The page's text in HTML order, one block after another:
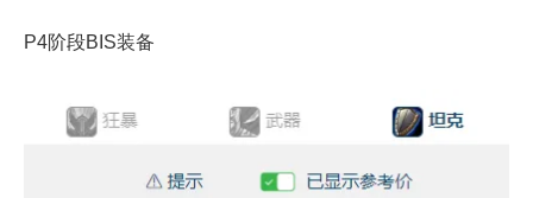
P4阶段BIS装备